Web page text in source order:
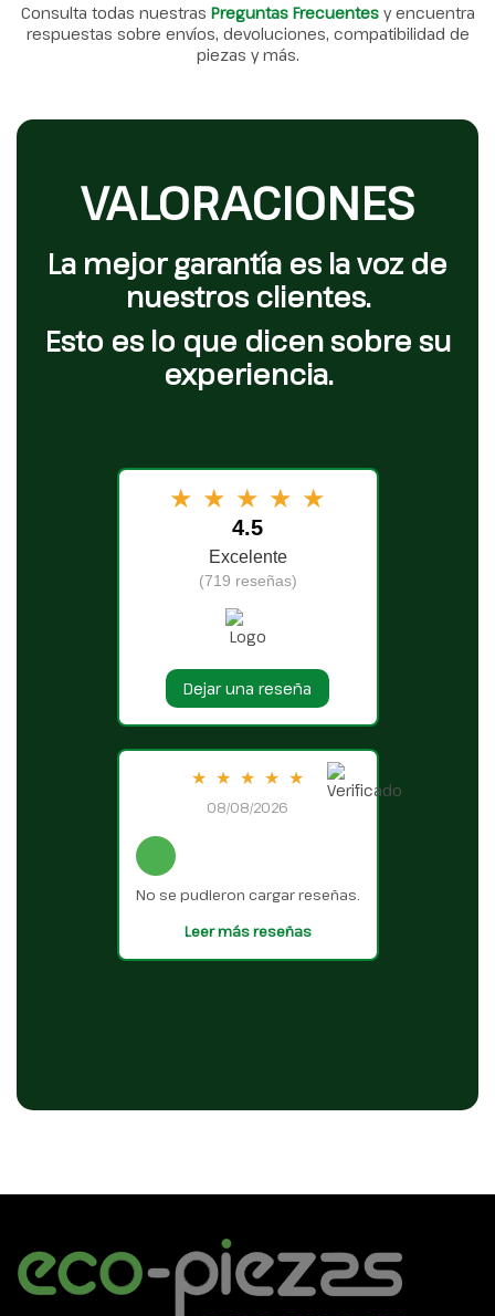
Consulta todas nuestras Preguntas Frecuentes y encuentra
respuestas sobre envíos, devoluciones, compatibilidad de
piezas y más.
VALORACIONES
La mejor garantía es la voz de
nuestros clientes.
Esto es lo que dicen sobre su
experiencia.
★ ★ ★ ★ ★
4.5
Excelente
(719 reseñas)
Dejar una reseña
★ ★ ★ ★ ★
08/08/2026
No se pudieron cargar reseñas.
Leer más reseñas